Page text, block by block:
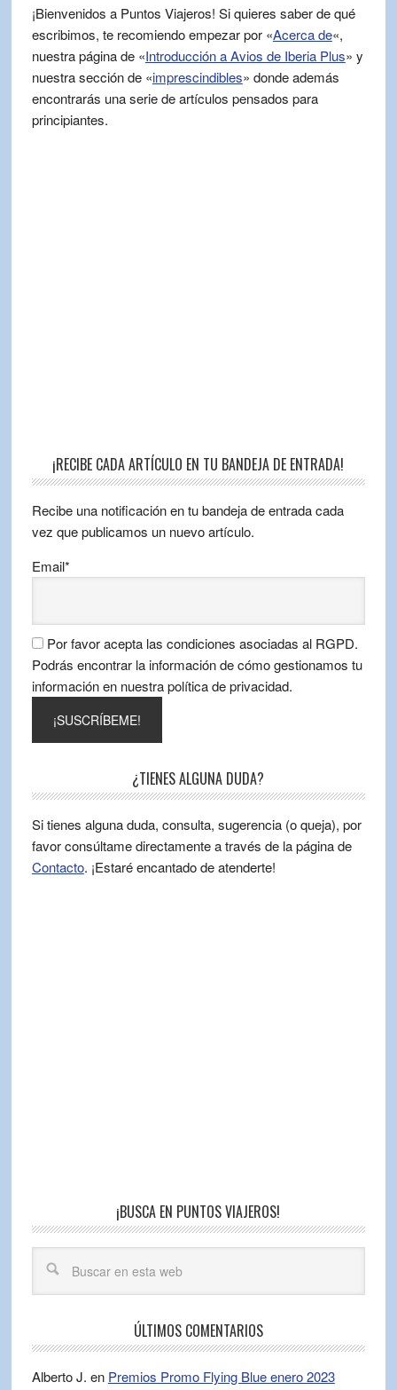
¡Bienvenidos a Puntos Viajeros! Si quieres saber de qué
escribimos, te recomiendo empezar por «Acerca de«,
nuestra página de «Introducción a Avios de Iberia Plus» y
nuestra sección de «imprescindibles» donde además
encontrarás una serie de artículos pensados para
principiantes.
¡RECIBE CADA ARTÍCULO EN TU BANDEJA DE ENTRADA!
Recibe una notificación en tu bandeja de entrada cada
vez que publicamos un nuevo artículo.
Email*
Por favor acepta las condiciones asociadas al RGPD.
Podrás encontrar la información de cómo gestionamos tu
información en nuestra política de privacidad.
¿TIENES ALGUNA DUDA?
Si tienes alguna duda, consulta, sugerencia (o queja), por
favor consúltame directamente a través de la página de
Contacto. ¡Estaré encantado de atenderte!
¡BUSCA EN PUNTOS VIAJEROS!
ÚLTIMOS COMENTARIOS
Alberto J. en Premios Promo Flying Blue enero 2023